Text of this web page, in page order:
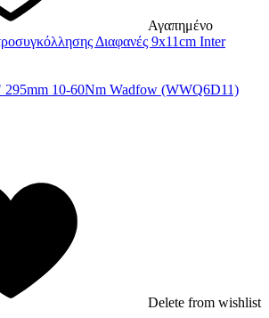
Αγαπημένο
Διαφανές 9x11cm Inter
Delete from wishlist